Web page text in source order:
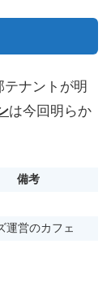
ナントが明
は今回明らか
備考
運営のカフェ